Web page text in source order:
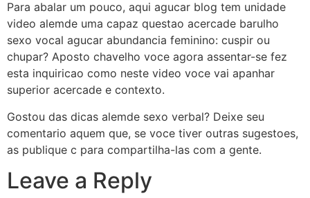
Para abalar um pouco, aqui agucar blog tem unidade
video alemde uma capaz questao acercade barulho
sexo vocal agucar abundancia feminino: cuspir ou
chupar? Aposto chavelho voce agora assentar-se fez
esta inquiricao como neste video voce vai apanhar
superior acercade e contexto.
Gostou das dicas alemde sexo verbal? Deixe seu
comentario aquem que, se voce tiver outras sugestoes,
as publique c para compartilha-las com a gente.
Leave a Reply